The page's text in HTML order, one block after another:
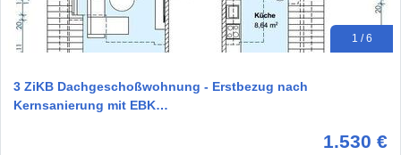
1 / 6
3 ZiKB Dachgeschoßwohnung - Erstbezug nach
Kernsanierung mit EBK…
1.530 €